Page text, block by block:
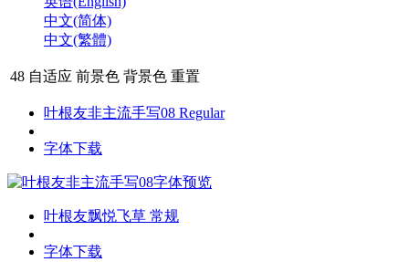
中文(简体)
中文(繁體)
48 自适应 前景色 背景色 重置
叶根友非主流手写08 Regular
字体下载
字体预览
叶根友飘悦飞草 常规
字体下载